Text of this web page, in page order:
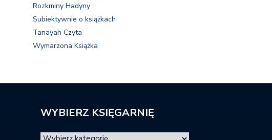
Rozkminy Hadyny
Subiektywnie o książkach
Tanayah Czyta
Wymarzona Książka
WYBIERZ KSIĘGARNIĘ